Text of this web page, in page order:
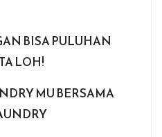
BISA PULUHAN
LOH!
MU BERSAMA